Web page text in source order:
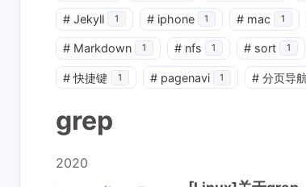
# Jekyll 1 # iphone 1 # mac 1
# Markdown 1 # nfs 1 # sort 1
# 快捷键 1 # pagenavi 1 # 分页导航
grep
2020